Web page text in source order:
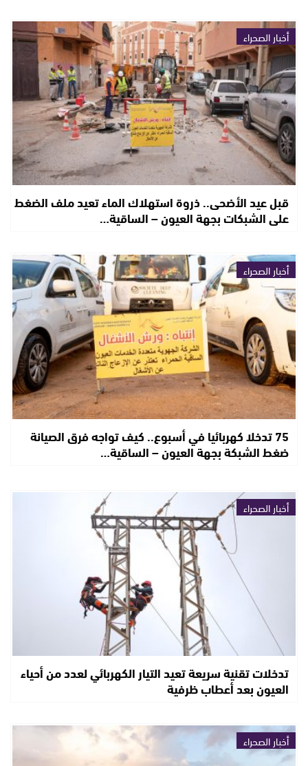
أخبار الصحراء
قبل عيد الأضحى.. ذروة استهلاك الماء تعيد ملف الضغط
على الشبكات بجهة العيون – الساقية…
أخبار الصحراء
75 تدخلا كهربائيا في أسبوع.. كيف تواجه فرق الصيانة
ضغط الشبكة بجهة العيون – الساقية…
أخبار الصحراء
تدخلات تقنية سريعة تعيد التيار الكهربائي لعدد من أحياء
العيون بعد أعطاب ظرفية
أخبار الصحراء